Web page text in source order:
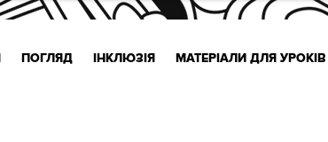
ПОГЛЯД ІНКЛЮЗІЯ МАТЕРІАЛИ ДЛЯ УРОКІВ